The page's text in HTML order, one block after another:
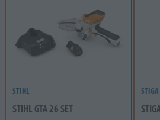
STIHL
STIHL GTA 26 SET
STIGA